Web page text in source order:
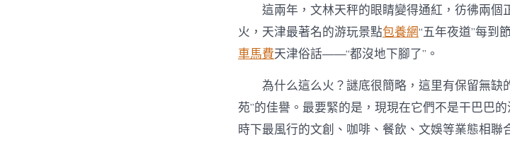
中
這兩年，文林天秤的眼睛變得通紅，彷彿兩
火，天津最著名的游玩景點包養網“五年夜道”每到
車馬費天津俗話——“都沒地下腳了”。
為什么這么火？謎底很簡略，這里有保留無缺
苑”的佳譽。最要緊的是，現現在它們不是干巴巴
時下最風行的文創、咖啡、餐飲、文娛等業態相